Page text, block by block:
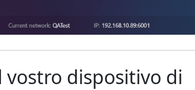
dispositivo di